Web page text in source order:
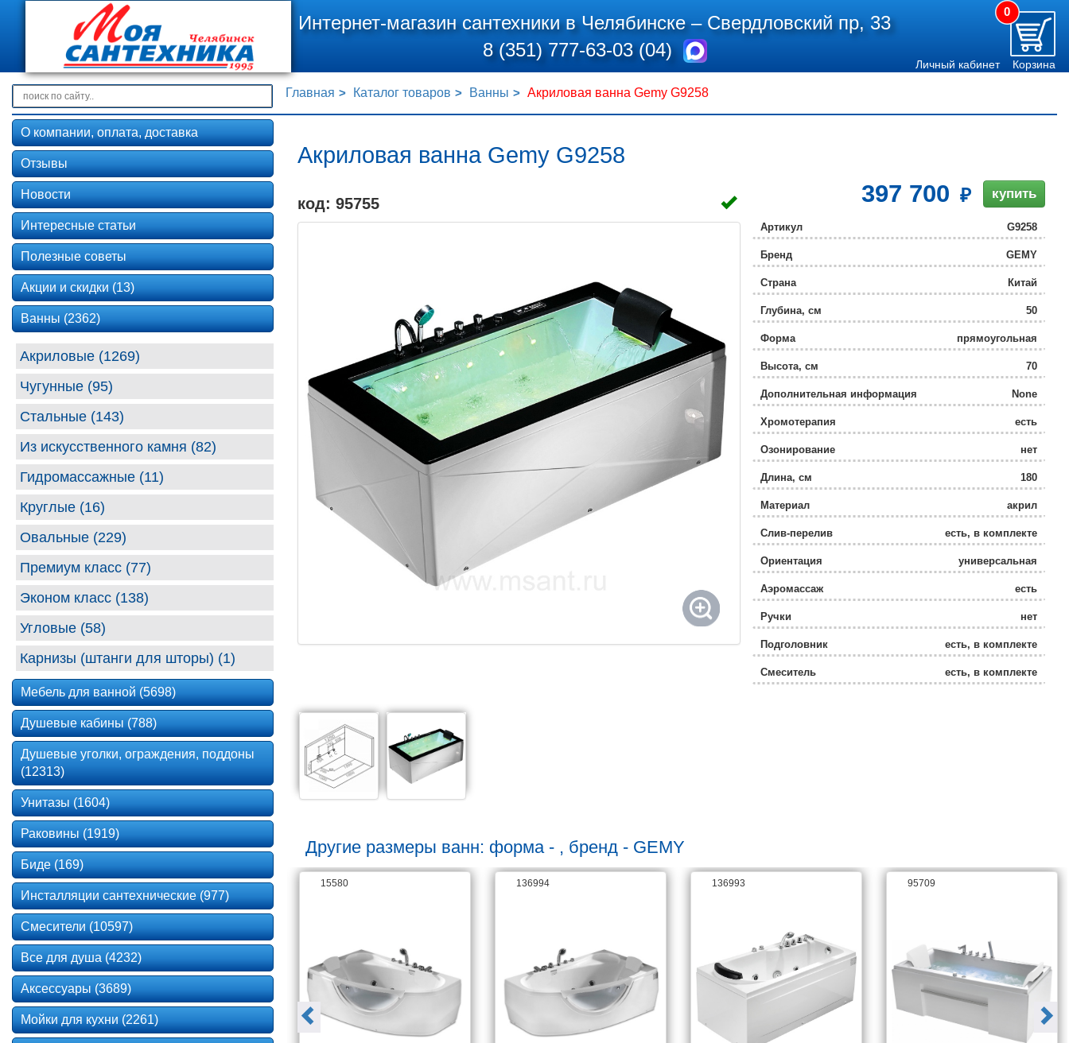
Интернет-магазин сантехники в Челябинске –Свердловский пр, 33
8 (351) 777-63-03 (04)
0
Личный кабинет Корзина
Главная Каталог товаров Ванны Акриловая ванна Gemy G9258
Акриловая ванна Gemy G9258
код: 95755 397 700 купить
Артикул G9258
Бренд GEMY
Страна Китай
Глубина, см 50
Форма прямоугольная
Высота, см 70
Дополнительная информация None
Хромотерапия есть
Озонирование нет
Длина, см 180
Материал акрил
Слив-перелив есть, в комплекте
Ориентация универсальная
Аэромассаж есть
Ручки нет
Подголовник есть, в комплекте
Смеситель есть, в комплекте
Каркас есть, в комплекте
В комплекте
фронтальный экран, 2
боковых экрана
Гидромассаж
есть
Дезинфекция нет
Диаметр сливного отверстия
Другие размеры ванн: форма - , бренд - GEMY
136997 15580 136994 136993 95709
О компании, оплата, доставка
Отзывы
Новости
Интересные статьи
Полезные советы
Акции и скидки (13)
Ванны (2362)
Акриловые (1269)
Чугунные (95)
Стальные (143)
Из искусственного камня (82)
Гидромассажные (11)
Круглые (16)
Овальные (229)
Премиум класс (77)
Эконом класс (138)
Угловые (58)
Карнизы (штанги для шторы) (1)
Мебель для ванной (5698)
Душевые кабины (788)
Душевые уголки, ограждения, поддоны
(12313)
Унитазы (1604)
Раковины (1919)
Биде (169)
Инсталляции сантехнические (977)
Смесители (10597)
Все для душа (4232)
Аксессуары (3689)
Мойки для кухни (2261)